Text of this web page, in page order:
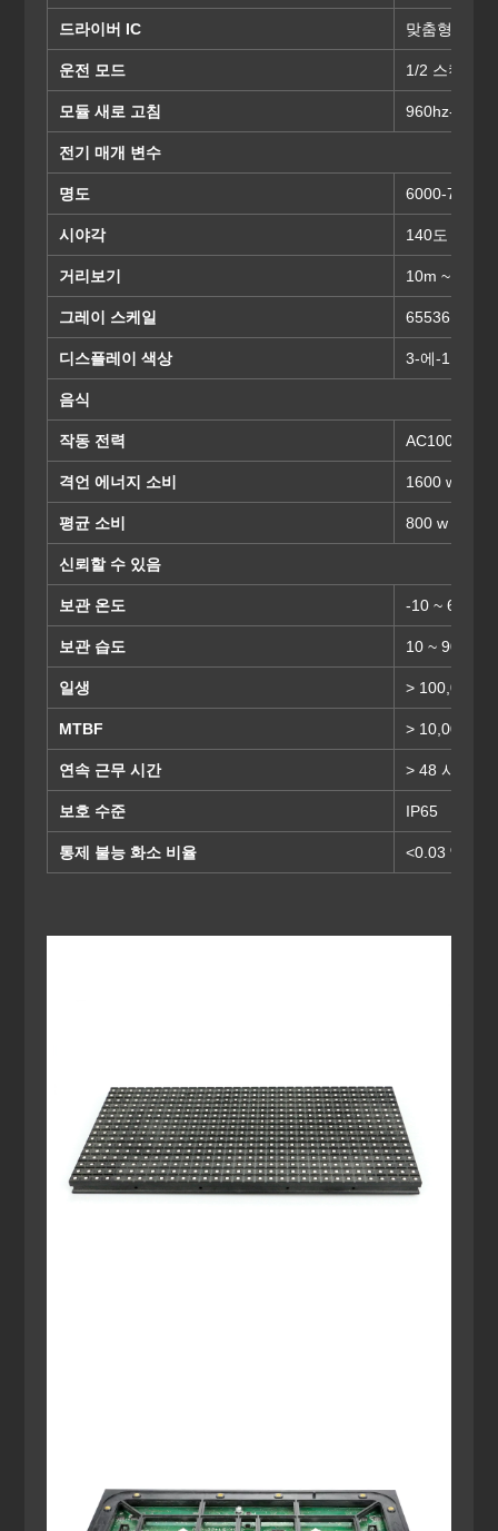
드라이버 IC 맞춤형
운전 모드 1/2 스캔
모듈 새로 고침 960hz-
전기 매개 변수
명도 6000-
시야각 140도 (수평
거리보기 10m ~ 250m
그레이 스케일 65536
디스플레이 색상 3-에-1 RGB
음식
작동 전력 AC100-
격언 에너지 소비 1600 w / m2
평균 소비 800 w / m2
신뢰할 수 있음
보관 온도 -10 ~ 60 ℃
보관 습도 10 ~ 90 %
일생 > 100,000
MTBF > 10,000 시
연속 근무 시간 > 48 시간
보호 수준 IP65
통제 불능 화소 비율 <0.03 %